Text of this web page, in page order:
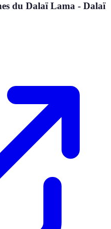
du Dalaï Lama - Dalaï